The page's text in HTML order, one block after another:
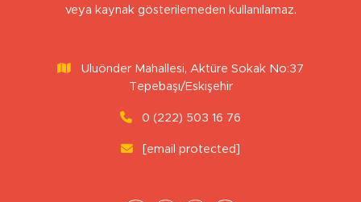
veya kaynak gösterilemeden kullanılamaz.
Uluönder Mahallesi, Aktüre Sokak No:37
Tepebaşı/Eskişehir
0 (222) 503 16 76
[email protected]